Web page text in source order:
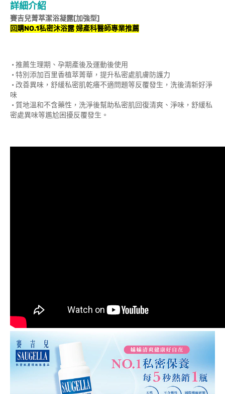
詳細介紹
賽吉兒菁萃潔浴凝露[加強型]
回購NO.1私密沐浴露 婦產科醫師專業推薦
• 推薦生理期、孕期產後及運動後使用
• 特別添加百里香植萃菁華，提升私密處肌膚防護力
• 改善異味，舒緩私密肌乾癢不適問題等反覆發生，洗後清新好淨
味
• 質地溫和不含藥性，洗淨後幫助私密肌回復清爽、淨味，舒緩私
密處異味等尷尬困擾反覆發生。